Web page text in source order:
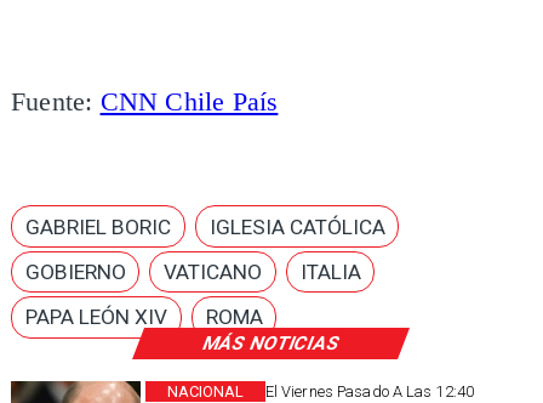
MÁS NOTICIAS
El Viernes Pasado A Las 12:40
NACIONAL
Fuente: CNN Chile País
GABRIEL BORIC
IGLESIA CATÓLICA
GOBIERNO
VATICANO
ITALIA
PAPA LEÓN XIV
ROMA